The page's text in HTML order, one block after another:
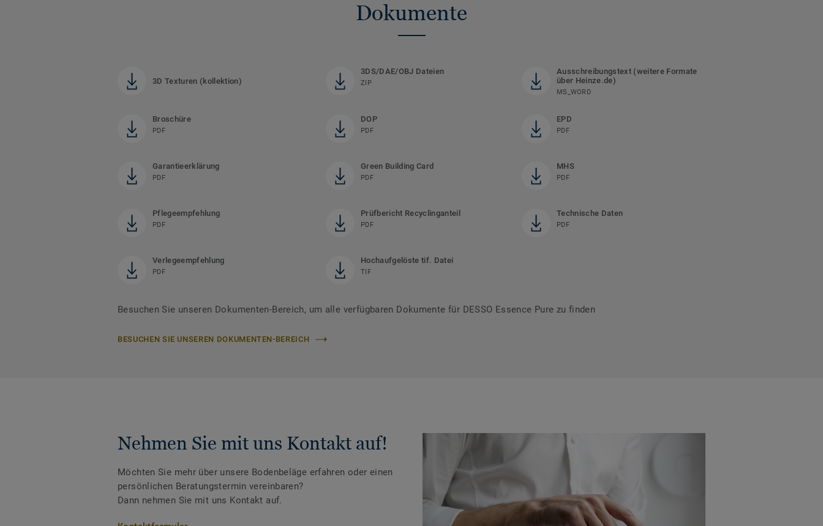
Dokumente
3D Texturen (kollektion)
3DS/DAE/OBJ Dateien
ZIP
Ausschreibungstext (weitere Formate
über Heinze.de)
MS_WORD
Broschüre
PDF
DOP
PDF
EPD
PDF
Garantieerklärung
PDF
Green Building Card
PDF
MHS
PDF
Pflegeempfehlung
PDF
Prüfbericht Recyclinganteil
PDF
Technische Daten
PDF
Verlegeempfehlung
PDF
Hochaufgelöste tif. Datei
TIF
Besuchen Sie unseren Dokumenten-Bereich, um alle verfügbaren Dokumente für DESSO Essence Pure zu finden
BESUCHEN SIE UNSEREN DOKUMENTEN-BEREICH
Nehmen Sie mit uns Kontakt auf!
Möchten Sie mehr über unsere Bodenbeläge erfahren oder einen
persönlichen Beratungstermin vereinbaren?
Dann nehmen Sie mit uns Kontakt auf.